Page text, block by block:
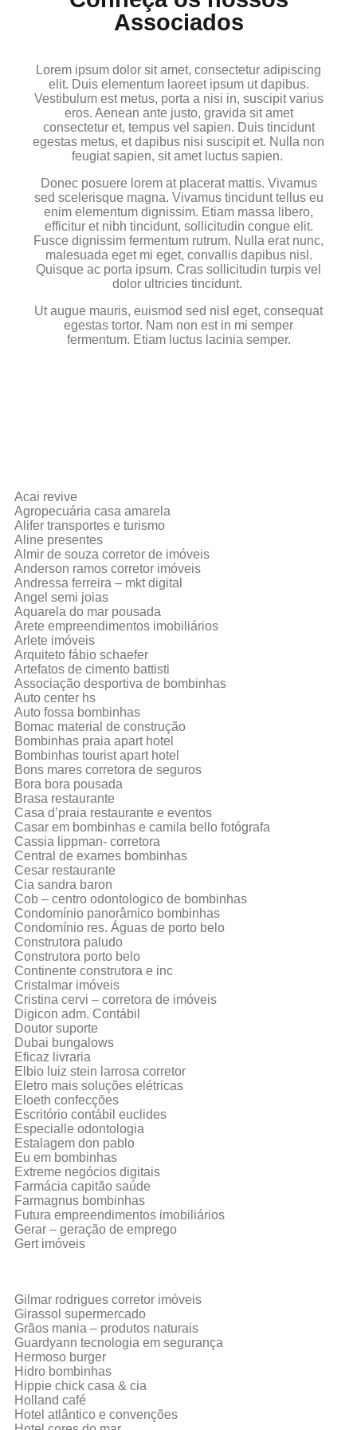
Associados
Lorem ipsum dolor sit amet, consectetur adipiscing
elit. Duis elementum laoreet ipsum ut dapibus.
Vestibulum est metus, porta a nisi in, suscipit varius
eros. Aenean ante justo, gravida sit amet
consectetur et, tempus vel sapien. Duis tincidunt
egestas metus, et dapibus nisi suscipit et. Nulla non
feugiat sapien, sit amet luctus sapien.
Donec posuere lorem at placerat mattis. Vivamus
sed scelerisque magna. Vivamus tincidunt tellus eu
enim elementum dignissim. Etiam massa libero,
efficitur et nibh tincidunt, sollicitudin congue elit.
Fusce dignissim fermentum rutrum. Nulla erat nunc,
malesuada eget mi eget, convallis dapibus nisl.
Quisque ac porta ipsum. Cras sollicitudin turpis vel
dolor ultricies tincidunt.
Ut augue mauris, euismod sed nisl eget, consequat
egestas tortor. Nam non est in mi semper
fermentum. Etiam luctus lacinia semper.
Acai revive
Agropecuária casa amarela
Alifer transportes e turismo
Aline presentes
Almir de souza corretor de imóveis
Anderson ramos corretor imóveis
Andressa ferreira – mkt digital
Angel semi joias
Aquarela do mar pousada
Arete empreendimentos imobiliários
Arlete imóveis
Arquiteto fábio schaefer
Artefatos de cimento battisti
Associação desportiva de bombinhas
Auto center hs
Auto fossa bombinhas
Bomac material de construção
Bombinhas praia apart hotel
Bombinhas tourist apart hotel
Bons mares corretora de seguros
Bora bora pousada
Brasa restaurante
Casa d’praia restaurante e eventos
Casar em bombinhas e camila bello fotógrafa
Cassia lippman- corretora
Central de exames bombinhas
Cesar restaurante
Cia sandra baron
Cob – centro odontologico de bombinhas
Condomínio panorâmico bombinhas
Condomínio res. Águas de porto belo
Construtora paludo
Construtora porto belo
Continente construtora e inc
Cristalmar imóveis
Cristina cervi – corretora de imóveis
Digicon adm. Contábil
Doutor suporte
Dubai bungalows
Eficaz livraria
Elbio luiz stein larrosa corretor
Eletro mais soluções elétricas
Eloeth confecções
Escritório contábil euclides
Especialle odontologia
Estalagem don pablo
Eu em bombinhas
Extreme negócios digitais
Farmácia capitão saúde
Farmagnus bombinhas
Futura empreendimentos imobiliários
Gerar – geração de emprego
Gert imóveis
Gilmar rodrigues corretor imóveis
Girassol supermercado
Grãos mania – produtos naturais
Guardyann tecnologia em segurança
Hermoso burger
Hidro bombinhas
Hippie chick casa & cia
Holland café
Hotel atlântico e convenções